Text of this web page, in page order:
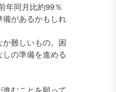
年同月比約99％
があるかもしれ
難しいもの。困
の準備を進める
むことを願って